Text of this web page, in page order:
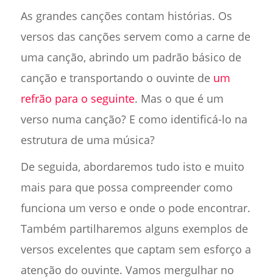
As grandes canções contam histórias. Os
versos das canções servem como a carne de
uma canção, abrindo um padrão básico de
canção e transportando o ouvinte de um
refrão para o seguinte. Mas o que é um
verso numa canção? E como identificá-lo na
estrutura de uma música?
De seguida, abordaremos tudo isto e muito
mais para que possa compreender como
funciona um verso e onde o pode encontrar.
Também partilharemos alguns exemplos de
versos excelentes que captam sem esforço a
atenção do ouvinte. Vamos mergulhar no